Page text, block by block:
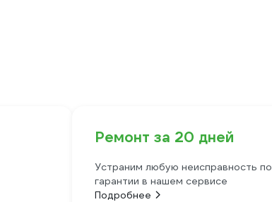
Ремонт за 20 дней
Устраним любую неисправность по
гарантии в нашем сервисе
Подробнее